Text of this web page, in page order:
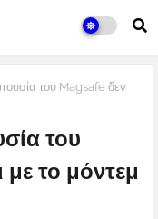
του Magsafe δεν
του
με το μόντεμ